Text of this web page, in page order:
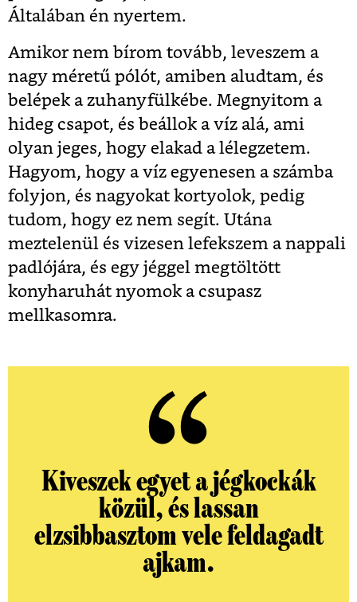
Általában én nyertem.
Amikor nem bírom tovább, leveszem a
nagy méretű pólót, amiben aludtam, és
belépek a zuhanyfülkébe. Megnyitom a
hideg csapot, és beállok a víz alá, ami
olyan jeges, hogy elakad a lélegzetem.
Hagyom, hogy a víz egyenesen a számba
folyjon, és nagyokat kortyolok, pedig
tudom, hogy ez nem segít. Utána
meztelenül és vizesen lefekszem a nappali
padlójára, és egy jéggel megtöltött
konyha­ruhát nyomok a csupasz
mellkasomra.
Kiveszek egyet a jégkockák
közül, és lassan
elzsibbasztom vele feldagadt
ajkam.